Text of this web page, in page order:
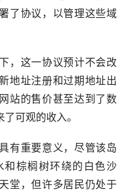
了协议，以管理这些域
，这一协议预计不会改
地址注册和过期地址出
站的售价甚至达到了数
可观的收入。
有重要意义，尽管该岛
棕榈树环绕的白色沙
堂，但许多居民仍处于